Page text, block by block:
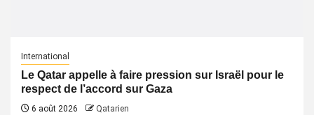
International
Le Qatar appelle à faire pression sur Israël pour le
respect de l’accord sur Gaza
6 août 2026 Qatarien